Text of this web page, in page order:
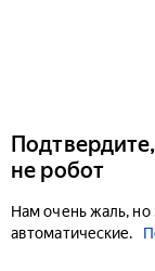
не робот
Нам очень жаль, но
автоматические.